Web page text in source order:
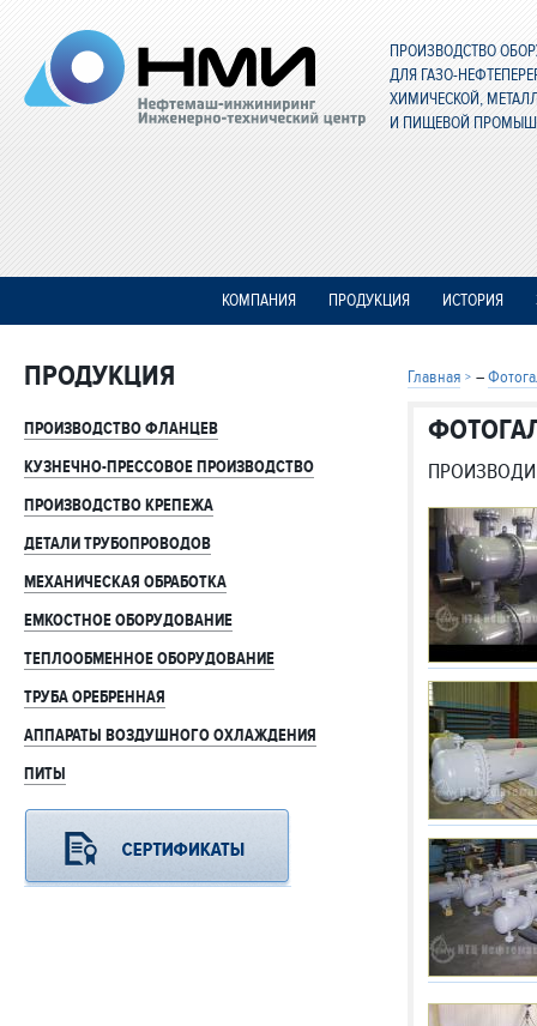
ПРОИЗВОДСТВО
ДЛЯ ГАЗО-
ХИМИЧЕСКОЙ,
И ПИЩЕВОЙ
КОМПАНИЯ ПРОДУКЦИЯ ИСТОРИЯ
Главная –
ПРОДУКЦИЯ
ПРОИЗВОДСТВО ФЛАНЦЕВ
КУЗНЕЧНО-ПРЕССОВОЕ ПРОИЗВОДСТВО
ПРОИЗВОДСТВО КРЕПЕЖА
ДЕТАЛИ ТРУБОПРОВОДОВ
МЕХАНИЧЕСКАЯ ОБРАБОТКА
ЕМКОСТНОЕ ОБОРУДОВАНИЕ
ТЕПЛООБМЕННОЕ ОБОРУДОВАНИЕ
ТРУБА ОРЕБРЕННАЯ
АППАРАТЫ ВОЗДУШНОГО ОХЛАЖДЕНИЯ
ПИТЫ